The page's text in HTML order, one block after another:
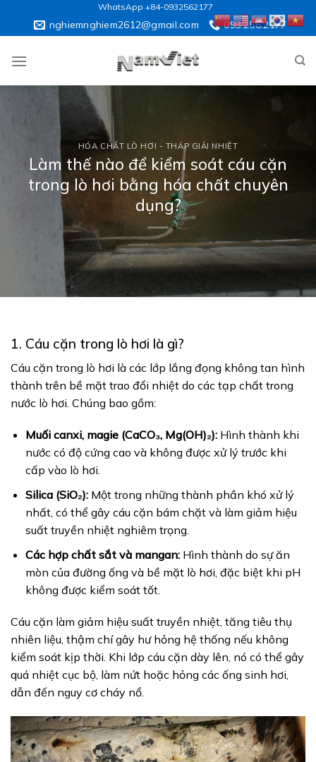
WhatsApp +84-0932562177
nghiemnghiem2612@gmail.com 093.256.2177
HÓA CHẤT LÒ HƠI - THÁP GIẢI NHIỆT
Làm thế nào để kiểm soát cáu cặn
trong lò hơi bằng hóa chất chuyên
dụng?
1. Cáu cặn trong lò hơi là gì?
Cáu cặn trong lò hơi là các lớp lắng đọng không tan hình
thành trên bề mặt trao đổi nhiệt do các tạp chất trong
nước lò hơi. Chúng bao gồm:
Muối canxi, magie (CaCO₃, Mg(OH)₂):Hình thành khi
nước có độ cứng cao và không được xử lý trước khi
cấp vào lò hơi.
Silica (SiO₂):Một trong những thành phần khó xử lý
nhất, có thể gây cáu cặn bám chặt và làm giảm hiệu
suất truyền nhiệt nghiêm trọng.
Các hợp chất sắt và mangan:Hình thành do sự ăn
mòn của đường ống và bề mặt lò hơi, đặc biệt khi pH
không được kiểm soát tốt.
Cáu cặn làm giảm hiệu suất truyền nhiệt, tăng tiêu thụ
nhiên liệu, thậm chí gây hư hỏng hệ thống nếu không
kiểm soát kịp thời. Khi lớp cáu cặn dày lên, nó có thể gây
quá nhiệt cục bộ, làm nứt hoặc hỏng các ống sinh hơi,
dẫn đến nguy cơ cháy nổ.